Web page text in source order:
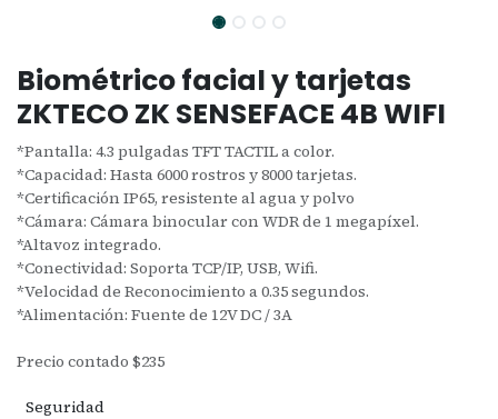
Biométrico facial y tarjetas
ZKTECO ZK SENSEFACE 4B WIFI
*Pantalla: 4.3 pulgadas TFT TACTIL a color.
*Capacidad: Hasta 6000 rostros y 8000 tarjetas.
*Certificación IP65, resistente al agua y polvo
*Cámara: Cámara binocular con WDR de 1 megapíxel.
*Altavoz integrado.
*Conectividad: Soporta TCP/IP, USB, Wifi.
*Velocidad de Reconocimiento a 0.35 segundos.
*Alimentación: Fuente de 12V DC / 3A
Precio contado $235
Seguridad